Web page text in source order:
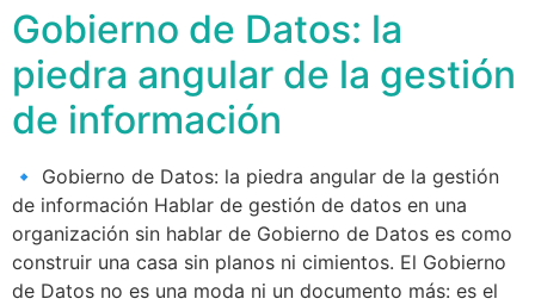
Gobierno de Datos: la
piedra angular de la gestión
de información
🔹 Gobierno de Datos: la piedra angular de la gestión
de información Hablar de gestión de datos en una
organización sin hablar de Gobierno de Datos es como
construir una casa sin planos ni cimientos. El Gobierno
de Datos no es una moda ni un documento más: es el